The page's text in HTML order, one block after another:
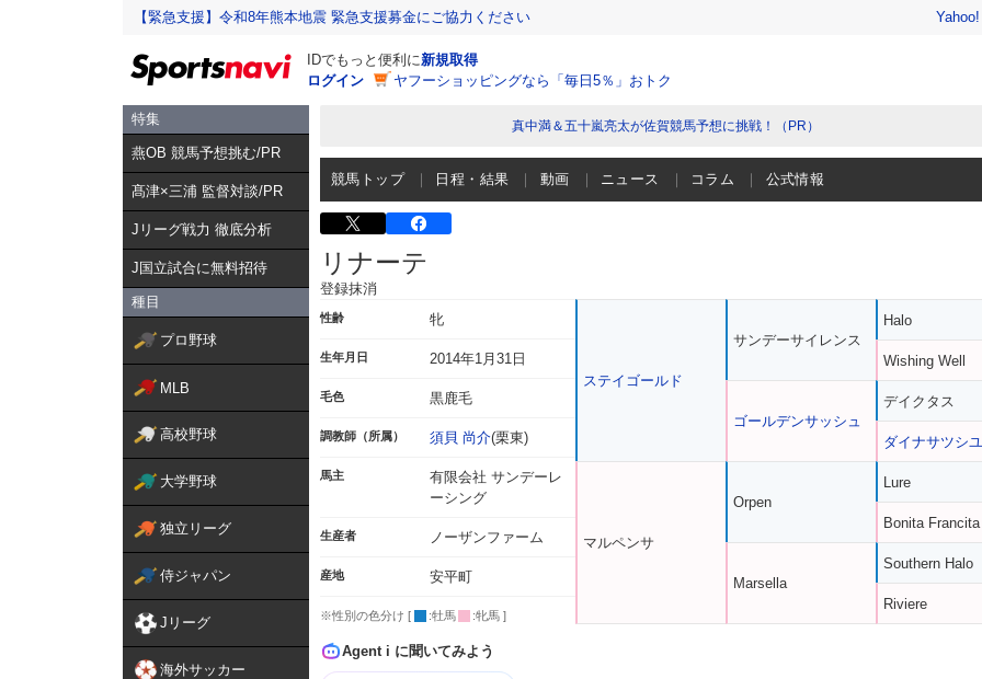
【緊急支援】令和8年熊本地震 緊急支援募金にご協力ください
IDでもっと便利に新規取得
ログイン
ヤフーショッピングなら「毎日5％」おトク
特集
燕OB 競馬予想挑む/PR
髙津×三浦 監督対談/PR
Jリーグ戦力 徹底分析
J国立試合に無料招待
種目
プロ野球
MLB
高校野球
大学野球
独立リーグ
侍ジャパン
Jリーグ
海外サッカー
真中満＆五十嵐亮太が佐賀競馬予想に挑戦！（PR）
競馬トップ 日程・結果 動画 ニュース コラム 公式情報
リナーテ
登録抹消
性齢 牝
生年月日 2014年1月31日
毛色 黒鹿毛
調教師（所属） 須貝 尚介(栗東)
馬主
有限会社 サンデーレ
ーシング
生産者 ノーザンファーム
産地 安平町
※性別の色分け [ :牡馬 :牝馬 ]
ステイゴールド
マルペンサ
サンデーサイレンス
ゴールデンサッシュ
Orpen
Marsella
Halo
Wishing Well
デイクタス
ダイナサツシユ
Lure
Bonita Francita
Southern Halo
Riviere
Agent i に聞いてみよう